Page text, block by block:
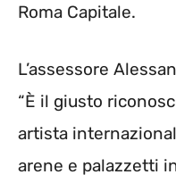
Roma Capitale.
L’assessore
“È il giusto
artista
arene e palazzetti